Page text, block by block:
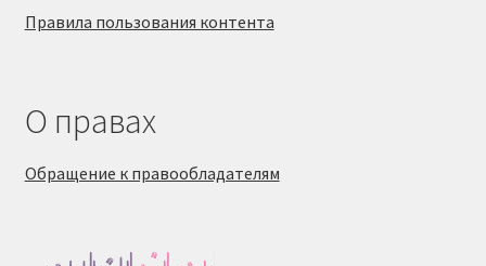
Правила пользования контента
О правах
Обращение к правообладателям